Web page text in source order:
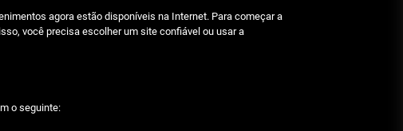
Características mencionadas
agora estão disponíveis na Internet. Para começar a
você precisa escolher um site confiável ou usar a
o seguinte: